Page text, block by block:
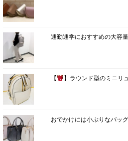
通勤通学におすすめの大容
【 】ラウンド型のミニリ
おでかけには小ぶりなバッ